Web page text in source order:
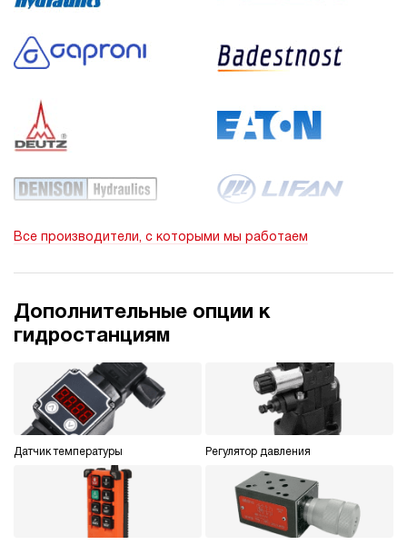
Все производители, с которыми мы работаем
Дополнительные опции к
гидростанциям
Датчик температуры Регулятор давления